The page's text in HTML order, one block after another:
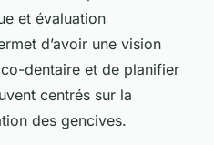
et évaluation
d’avoir une vision
dentaire et de planifier
centrés sur la
des gencives.